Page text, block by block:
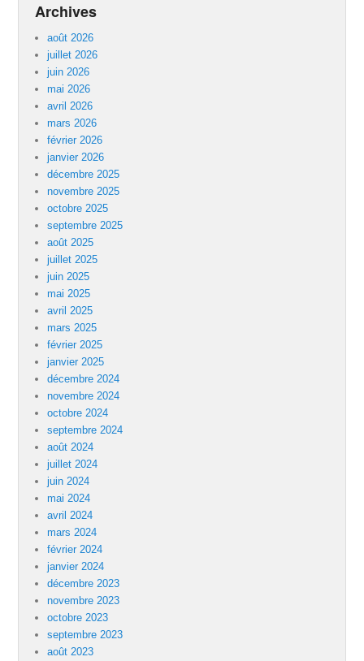
Archives
août 2026
juillet 2026
juin 2026
mai 2026
avril 2026
mars 2026
février 2026
janvier 2026
décembre 2025
novembre 2025
octobre 2025
septembre 2025
août 2025
juillet 2025
juin 2025
mai 2025
avril 2025
mars 2025
février 2025
janvier 2025
décembre 2024
novembre 2024
octobre 2024
septembre 2024
août 2024
juillet 2024
juin 2024
mai 2024
avril 2024
mars 2024
février 2024
janvier 2024
décembre 2023
novembre 2023
octobre 2023
septembre 2023
août 2023